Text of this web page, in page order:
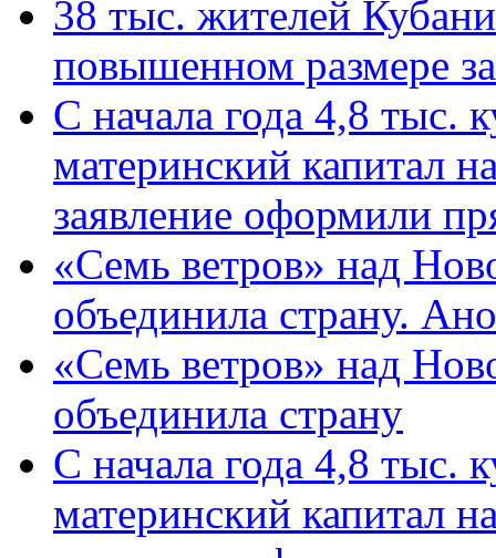
38 тыс. жителей
повышенном размере
С начала года 4,8 тыс.
материнский капитал
заявление оформили
«Семь ветров» над
объединила страну.
«Семь ветров» над
объединила страну
С начала года 4,8 тыс.
материнский капитал